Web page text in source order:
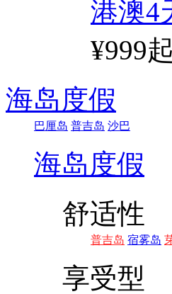
港澳4
¥999起
海岛度假
巴厘岛 普吉岛 沙巴
海岛度假
舒适性
普吉岛 宿雾岛
享受型